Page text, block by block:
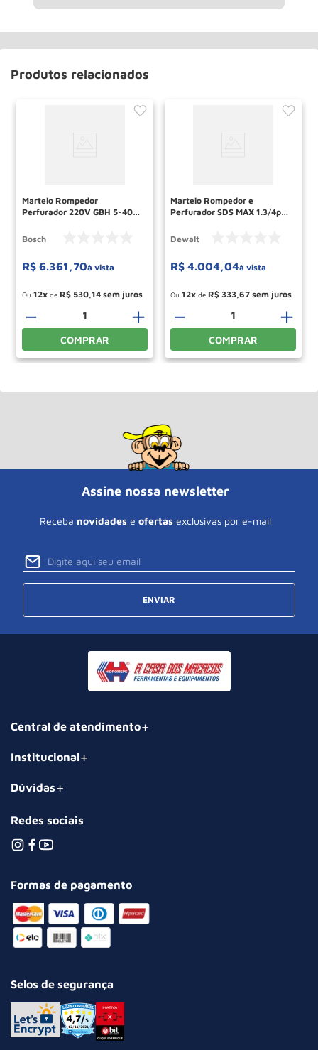
Produtos relacionados
Martelo Rompedor
Perfurador 220V GBH 5-40D
Bosch
R$ 6.361 ,70à vista
Ou 12 de R$ 530 14
＋
－
COMPRAR
Martelo Rompedor e
Perfurador SDS MAX 1.3/4pol
Dewalt
R$ 4.004,04à vista
Ou 12 de R$ 333 67
＋
－
COMPRAR
Assine nossa newsletter
Receba novidades e ofertas exclusivas por e-mail
ENVIAR
Central de atendimento
Institucional
Dúvidas
Redes sociais
Formas de pagamento
Selos de segurança